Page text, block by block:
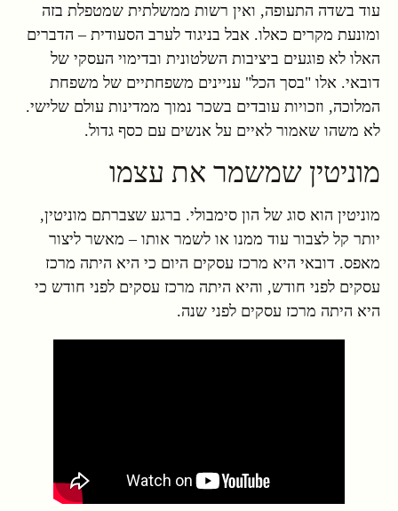
עוד בשדה התעופה, ואין רשות ממשלתית שמטפלת בזה
ומונעת מקרים כאלו. אבל בניגוד לערב הסעודית – הדברים
האלו לא פוגעים ביציבות השלטונית ובדימוי העסקי של
דובאי. אלו "בסך הכל" עניינים משפחתיים של משפחת
המלוכה, וזכויות עובדים בשכר נמוך ממדינות עולם שלישי.
לא משהו שאמור לאיים על אנשים עם כסף גדול.
מוניטין שמשמר את עצמו
מוניטין הוא סוג של הון סימבולי. ברגע שצברתם מוניטין,
יותר קל לצבור עוד ממנו או לשמר אותו – מאשר ליצור
מאפס. דובאי היא מרכז עסקים היום כי היא היתה מרכז
עסקים לפני חודש, והיא היתה מרכז עסקים לפני חודש כי
היא היתה מרכז עסקים לפני שנה.